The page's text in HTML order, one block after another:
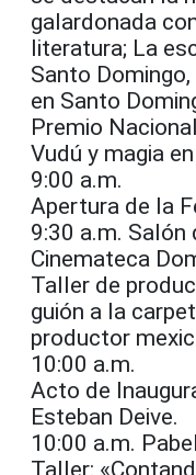
galardonada
literatura; La
Santo
en Santo
Premio
Vudú y magia
9:00 a.m.
Apertura de la
9:30 a.m. Salón
Cinemateca
Taller de
guión a la
productor
10:00 a.m.
Acto de
Esteban Deive.
10:00 a.m.